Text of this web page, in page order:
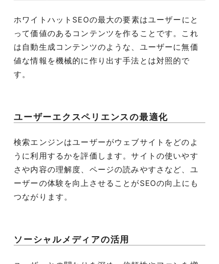
ホワイトハットSEOの最大の要素はユーザーにと
って価値のあるコンテンツを作ることです。これ
は自動生成コンテンツのような、ユーザーに無価
値な情報を機械的に作り出す手法とは対照的で
す。
ユーザーエクスペリエンスの最適化
検索エンジンはユーザーがウェブサイトをどのよ
うに利用するかを評価します。サイトの使いやす
さや内容の理解度、ページの読みやすさなど、ユ
ーザーの体験を向上させることがSEOの向上にも
つながります。
ソーシャルメディアの活用